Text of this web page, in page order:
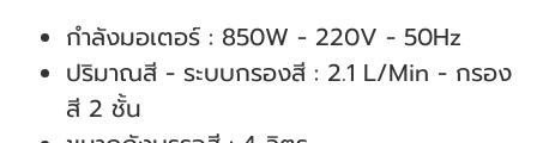
กําลังมอเตอร์ : 850W - 220V - 50Hz
ปริมาณสี - ระบบกรองสี : 2.1 L/Min - กรอง
สี 2 ชั้น